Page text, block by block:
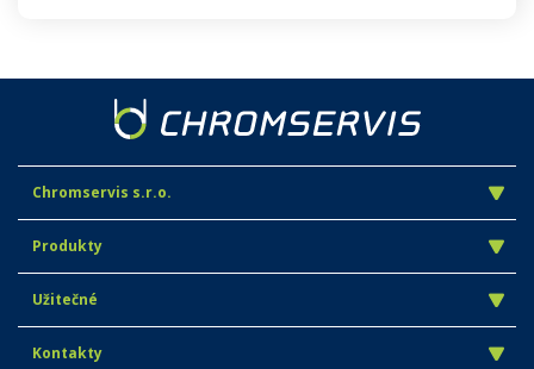
Chromservis s.r.o.
Produkty
Užitečné
Kontakty